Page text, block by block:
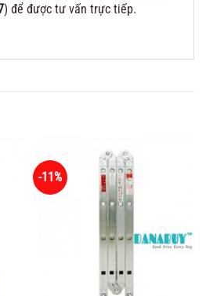
) để được tư vấn trực tiếp.
-11%